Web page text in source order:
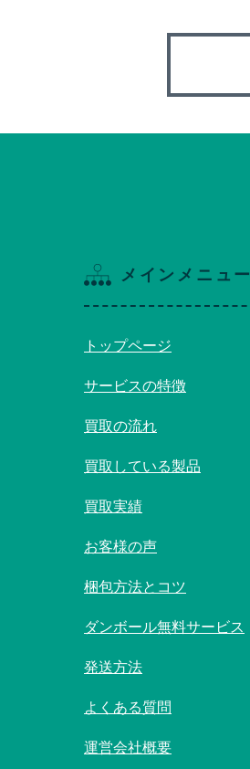
メインメニュー
トップページ
サービスの特徴
買取の流れ
買取している製品
買取実績
お客様の声
梱包方法とコツ
ダンボール無料サービス
発送方法
よくある質問
運営会社概要